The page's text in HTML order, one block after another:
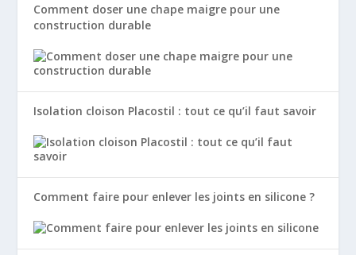
Comment doser une chape maigre pour une
construction durable
Isolation cloison Placostil : tout ce qu’il faut savoir
Comment faire pour enlever les joints en silicone ?